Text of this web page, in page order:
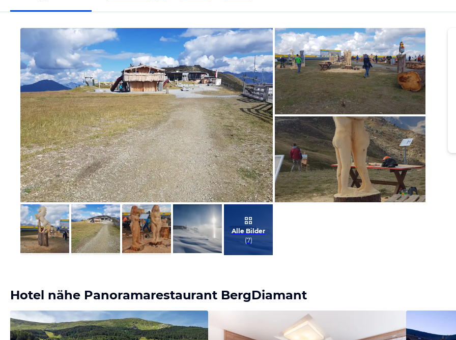
Bild melden
von Hansueli & Annelies
Bild melden
von Hansueli & Annelies
Bild
Bild
Bild
Alle Bilder
(7)
Hotel nähe Panoramarestaurant BergDiamant